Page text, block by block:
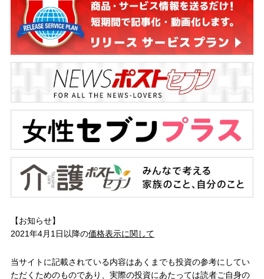
【お知らせ】
2021年4月1日以降の価格表示に関して
当サイトに記載されている内容はあくまでも投資の参考にしてい
ただくためのものであり、実際の投資にあたっては読者ご自身の